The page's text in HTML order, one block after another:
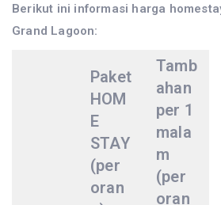
Berikut ini informasi harga
Grand Lagoon:
Paket
HOM
E
STAY
(per
oran
Tamb
ahan
per 1
mala
m
(per
oran